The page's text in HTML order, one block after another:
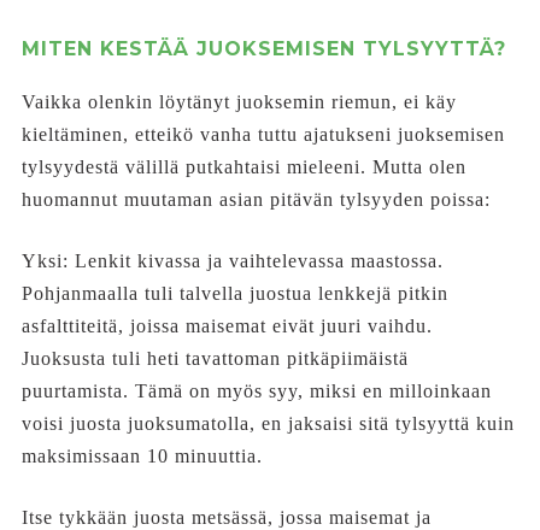
MITEN KESTÄÄ JUOKSEMISEN TYLSYYTTÄ?
Vaikka olenkin löytänyt juoksemin riemun, ei käy
kieltäminen, etteikö vanha tuttu ajatukseni juoksemisen
tylsyydestä välillä putkahtaisi mieleeni. Mutta olen
huomannut muutaman asian pitävän tylsyyden poissa:
Yksi: Lenkit kivassa ja vaihtelevassa maastossa.
Pohjanmaalla tuli talvella juostua lenkkejä pitkin
asfalttiteitä, joissa maisemat eivät juuri vaihdu.
Juoksusta tuli heti tavattoman pitkäpiimäistä
puurtamista. Tämä on myös syy, miksi en milloinkaan
voisi juosta juoksumatolla, en jaksaisi sitä tylsyyttä kuin
maksimissaan 10 minuuttia.
Itse tykkään juosta metsässä, jossa maisemat ja